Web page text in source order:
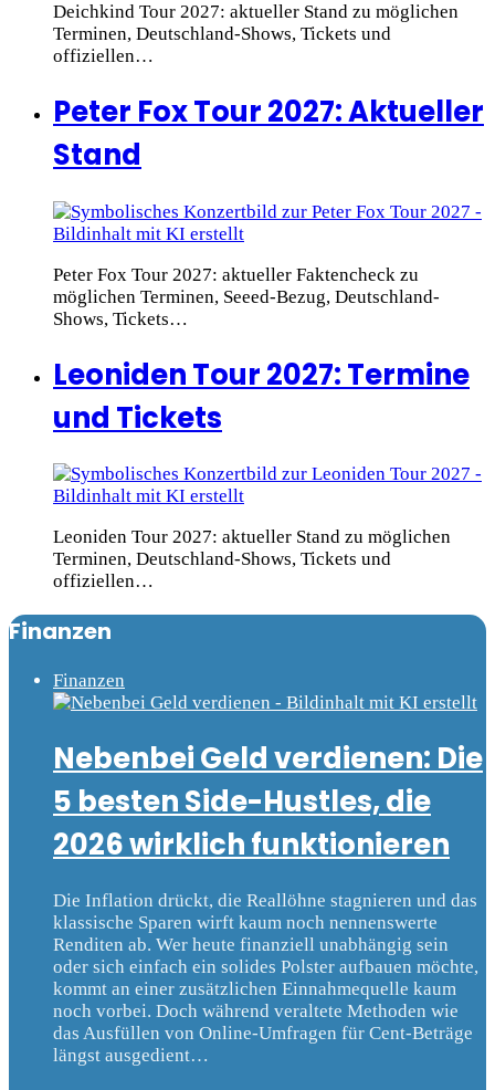
Deichkind Tour 2027: aktueller Stand zu möglichen
Terminen, Deutschland-Shows, Tickets und
offiziellen…
Peter Fox Tour 2027: Aktueller
Stand
Peter Fox Tour 2027: aktueller Faktencheck zu
möglichen Terminen, Seeed-Bezug, Deutschland-
Shows, Tickets…
Leoniden Tour 2027: Termine
und Tickets
Leoniden Tour 2027: aktueller Stand zu möglichen
Terminen, Deutschland-Shows, Tickets und
offiziellen…
Finanzen
Finanzen
Nebenbei Geld verdienen: Die
5 besten Side-Hustles, die
2026 wirklich funktionieren
Die Inflation drückt, die Reallöhne stagnieren und das
klassische Sparen wirft kaum noch nennenswerte
Renditen ab. Wer heute finanziell unabhängig sein
oder sich einfach ein solides Polster aufbauen möchte,
kommt an einer zusätzlichen Einnahmequelle kaum
noch vorbei. Doch während veraltete Methoden wie
das Ausfüllen von Online-Umfragen für Cent-Beträge
längst ausgedient…